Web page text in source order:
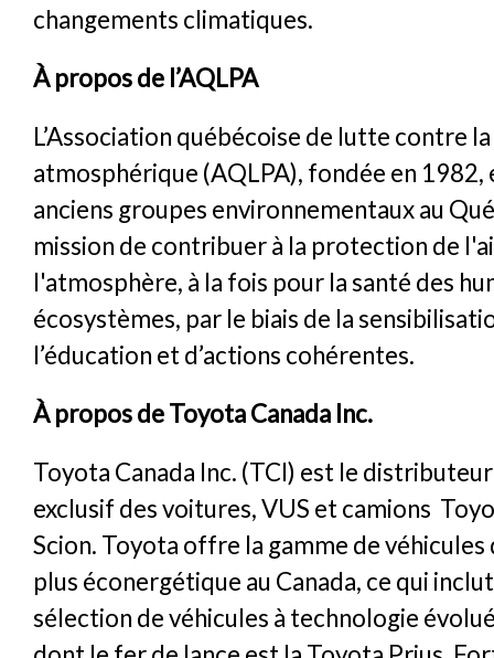
changements climatiques.
À propos de l’AQLPA
L’Association québécoise de lutte contre
atmosphérique (AQLPA), fondée en 1982,
anciens groupes environnementaux au
mission de contribuer à la protection de
l'atmosphère, à la fois pour la santé des
écosystèmes, par le biais de la
l’éducation et d’actions cohérentes.
À propos de Toyota Canada Inc.
Toyota Canada Inc. (TCI) est le
exclusif des voitures, VUS et camions
Scion. Toyota offre la gamme de
plus éconergétique au Canada, ce qui
sélection de véhicules à technologie